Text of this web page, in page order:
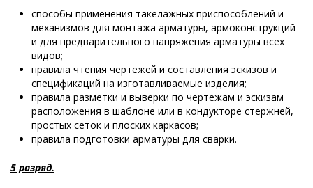
способы применения такелажных приспособлений и
механизмов для монтажа арматуры, армоконструкций
и для предварительного напряжения арматуры всех
видов;
правила чтения чертежей и составления эскизов и
спецификаций на изготавливаемые изделия;
правила разметки и выверки по чертежам и эскизам
расположения в шаблоне или в кондукторе стержней,
простых сеток и плоских каркасов;
правила подготовки арматуры для сварки.
5 разряд.